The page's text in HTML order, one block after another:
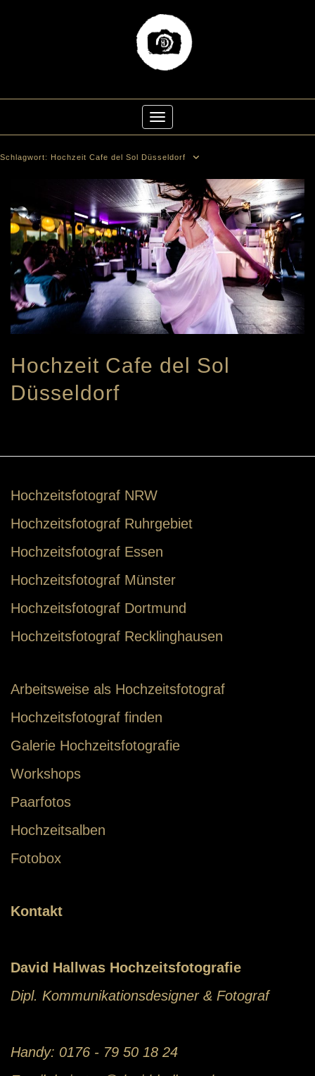
content
Toggle Navigation
Schlagwort: Hochzeit Cafe del Sol Düsseldorf
Hochzeit Cafe del Sol
Düsseldorf
Hochzeitsfotograf NRW
Hochzeitsfotograf Ruhrgebiet
Hochzeitsfotograf Essen
Hochzeitsfotograf Münster
Hochzeitsfotograf Dortmund
Hochzeitsfotograf Recklinghausen
Arbeitsweise als Hochzeitsfotograf
Hochzeitsfotograf finden
Galerie Hochzeitsfotografie
Workshops
Paarfotos
Hochzeitsalben
Fotobox
Kontakt
David Hallwas Hochzeitsfotografie
Dipl. Kommunikationsdesigner & Fotograf
Handy: 0176 - 79 50 18 24